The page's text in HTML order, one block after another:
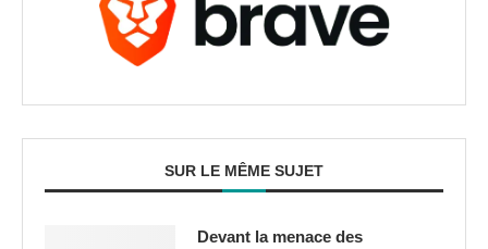
SUR LE MÊME SUJET
Devant la menace des